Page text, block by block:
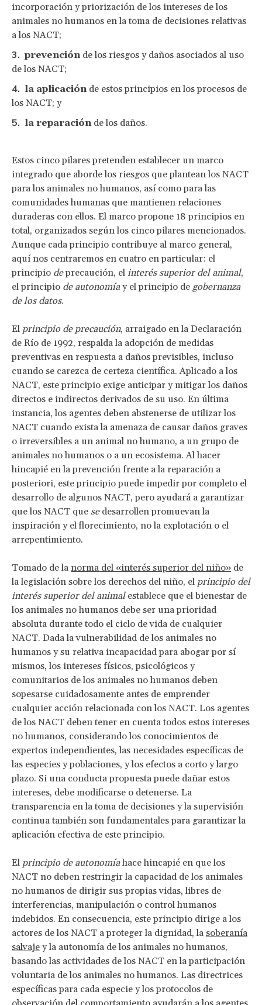
incorporación y priorización de los intereses de los
animales no humanos en la toma de decisiones relativas
a los NACT;
prevención de los riesgos y daños asociados al uso
de los NACT;
la aplicación de estos principios en los procesos de
los NACT; y
la reparación de los daños.
Estos cinco pilares pretenden establecer un marco
integrado que aborde los riesgos que plantean los NACT
para los animales no humanos, así como para las
comunidades humanas que mantienen relaciones
duraderas con ellos. El marco propone 18 principios en
total, organizados según los cinco pilares mencionados.
Aunque cada principio contribuye al marco general,
aquí nos centraremos en cuatro en particular: el
principio deprecaución, el interés superior del animal,
el principio de autonomíay el principio de gobernanza
de los datos.
El principio de precaución, arraigado en la Declaración
de Río de 1992, respalda la adopción de medidas
preventivas en respuesta a daños previsibles, incluso
cuando se carezca de certeza científica. Aplicado a los
NACT, este principio exige anticipar y mitigar los daños
directos e indirectos derivados de su uso. En última
instancia, los agentes deben abstenerse de utilizar los
NACT cuando exista la amenaza de causar daños graves
o irreversibles a un animal no humano, a un grupo de
animales no humanos o a un ecosistema. Al hacer
hincapié en la prevención frente a la reparación a
posteriori, este principio puede impedir por completo el
desarrollo de algunos NACT, pero ayudará a garantizar
que los NACT que sedesarrollen promuevan la
inspiración y el florecimiento, no la explotación o el
arrepentimiento.
Tomado de la norma del «interés superior del niño» de
la legislación sobre los derechos del niño, el principio del
interés superior del animal establece que el bienestar de
los animales no humanos debe ser una prioridad
absoluta durante todo el ciclo de vida de cualquier
NACT. Dada la vulnerabilidad de los animales no
humanos y su relativa incapacidad para abogar por sí
mismos, los intereses físicos, psicológicos y
comunitarios de los animales no humanos deben
sopesarse cuidadosamente antes de emprender
cualquier acción relacionada con los NACT. Los agentes
de los NACT deben tener en cuenta todos estos intereses
no humanos, considerando los conocimientos de
expertos independientes, las necesidades específicas de
las especies y poblaciones, y los efectos a corto y largo
plazo. Si una conducta propuesta puede dañar estos
intereses, debe modificarse o detenerse. La
transparencia en la toma de decisiones y la supervisión
continua también son fundamentales para garantizar la
aplicación efectiva de este principio.
El principio de autonomíahace hincapié en que los
NACT no deben restringir la capacidad de los animales
no humanos de dirigir sus propias vidas, libres de
interferencias, manipulación o control humanos
indebidos. En consecuencia, este principio dirige a los
actores de los NACT a proteger la dignidad, la soberanía
salvaje y la autonomía de los animales no humanos,
basando las actividades de los NACT en la participación
voluntaria de los animales no humanos. Las directrices
específicas para cada especie y los protocolos de